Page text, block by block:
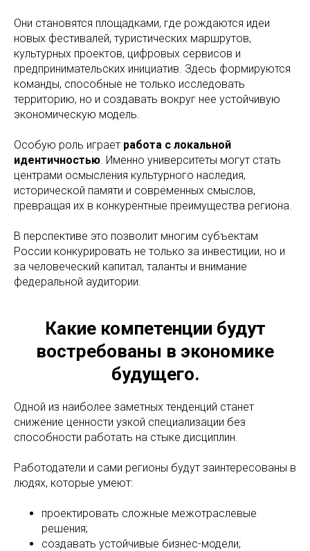
Они становятся площадками, где рождаются идеи
новых фестивалей, туристических маршрутов,
культурных проектов, цифровых сервисов и
предпринимательских инициатив. Здесь формируются
команды, способные не только исследовать
территорию, но и создавать вокруг нее устойчивую
экономическую модель.
Особую роль играет работа с локальной
идентичностью. Именно университеты могут стать
центрами осмысления культурного наследия,
исторической памяти и современных смыслов,
превращая их в конкурентные преимущества региона.
В перспективе это позволит многим субъектам
России конкурировать не только за инвестиции, но и
за человеческий капитал, таланты и внимание
федеральной аудитории.
Какие компетенции будут
востребованы в экономике
будущего.
Одной из наиболее заметных тенденций станет
снижение ценности узкой специализации без
способности работать на стыке дисциплин.
Работодатели и сами регионы будут заинтересованы в
людях, которые умеют:
проектировать сложные межотраслевые
решения;
создавать устойчивые бизнес-модели;